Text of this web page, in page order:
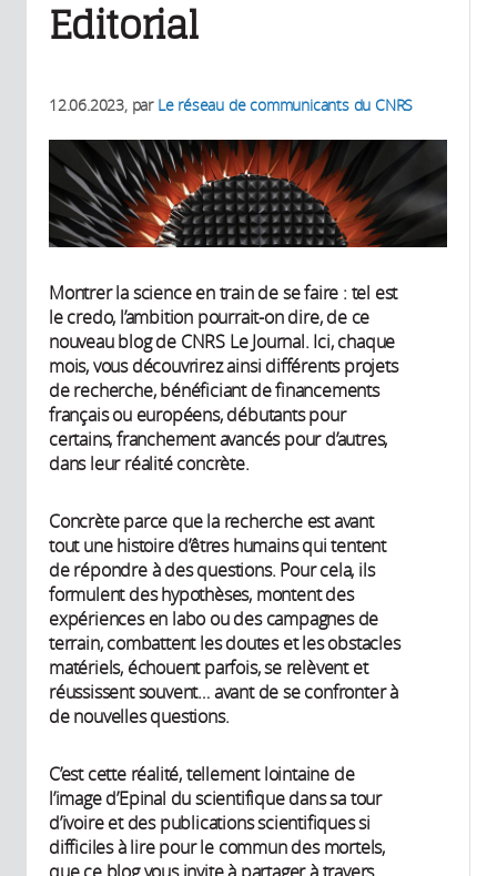
Editorial
12.06.2023, par Le réseau de communicants du CNRS
Montrer la science en train de se faire : tel est
le credo, l’ambition pourrait-on dire, de ce
nouveau blog de CNRS Le Journal. Ici, chaque
mois, vous découvrirez ainsi différents projets
de recherche, bénéficiant de financements
français ou européens, débutants pour
certains, franchement avancés pour d’autres,
dans leur réalité concrète.
Concrète parce que la recherche est avant
tout une histoire d’êtres humains qui tentent
de répondre à des questions. Pour cela, ils
formulent des hypothèses, montent des
expériences en labo ou des campagnes de
terrain, combattent les doutes et les obstacles
matériels, échouent parfois, se relèvent et
réussissent souvent… avant de se confronter à
de nouvelles questions.
C’est cette réalité, tellement lointaine de
l’image d’Epinal du scientifique dans sa tour
d’ivoire et des publications scientifiques si
difficiles à lire pour le commun des mortels,